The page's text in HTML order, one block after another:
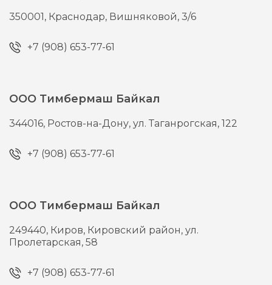
350001, Краснодар, Вишняковой, 3/6
+7 (908) 653-77-61
ООО Тимбермаш Байкал
344016, Ростов-на-Дону,ул. Таганрогская, 122
+7 (908) 653-77-61
ООО Тимбермаш Байкал
249440, Киров, Кировский район, ул.
Пролетарская, 58
+7 (908) 653-77-61